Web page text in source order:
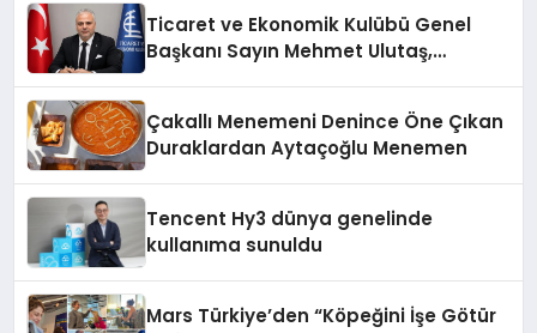
Ticaret ve Ekonomik Kulübü Genel
Başkanı Sayın Mehmet Ulutaş,
Çakallı Menemeni Denince Öne Çıkan
Duraklardan Aytaçoğlu Menemen
Tencent Hy3 dünya genelinde
kullanıma sunuldu
Mars Türkiye’den “Köpeğini İşe Götür